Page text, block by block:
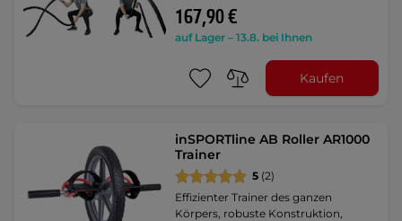
167,90 €
auf Lager – 13.8. bei Ihnen
Kaufen
inSPORTline AB Roller AR1000
Trainer
5 (2)
Effizienter Trainer des ganzen
Körpers, robuste Konstruktion,